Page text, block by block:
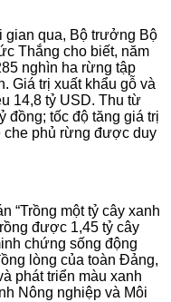
gian qua, Bộ trưởng Bộ
Thắng cho biết, năm
nghìn ha rừng tập
Giá trị xuất khẩu gỗ và
14,8 tỷ USD. Thu từ
đồng; tốc độ tăng giá trị
che phủ rừng được duy
“Trồng một tỷ cây xanh
được 1,45 tỷ cây
chứng sống động
lòng của toàn Đảng,
phát triển màu xanh
Nông nghiệp và Môi